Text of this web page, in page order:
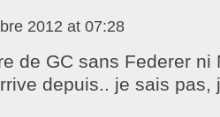
2012 at 07:28
de GC sans Federer ni
depuis.. je sais pas,